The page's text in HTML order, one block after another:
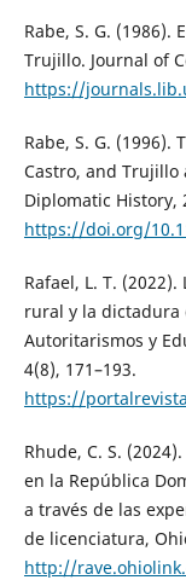
Rabe, S. G.
Trujillo. Journal of
https://
Rabe, S. G.
Castro, and Trujillo
Diplomatic History,
https://doi.org/
Rafael, L. T.
rural y la dictadura
Autoritarismos y
4(8), 171–193.
https://
Rhude, C. S.
en la República
a través de las
de licenciatura,
http://